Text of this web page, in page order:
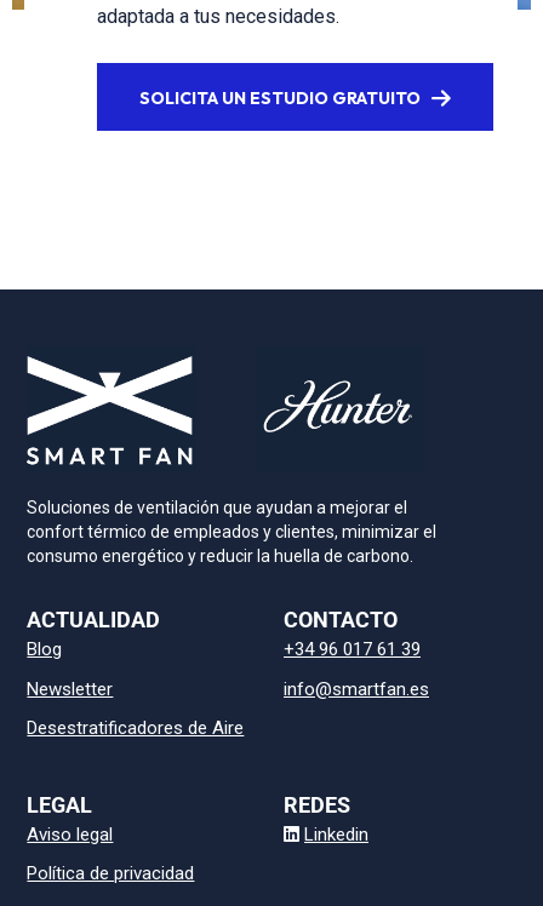
adaptada a tus necesidades.
SOLICITA UN ESTUDIO GRATUITO
Soluciones de ventilación que ayudan a mejorar el
confort térmico de empleados y clientes, minimizar el
consumo energético y reducir la huella de carbono.
ACTUALIDAD
Blog
Newsletter
Desestratificadores de Aire
CONTACTO
+34 96 017 61 39
info@smartfan.es
LEGAL
Aviso legal
Política de privacidad
REDES
Linkedin